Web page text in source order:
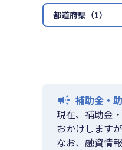
都道府県（1）
補助金・
現在、補助金
おかけします
なお、融資情